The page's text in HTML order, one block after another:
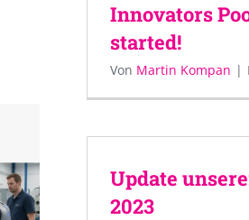
Innovators
started!
Von Martin Kompan |
Update
2023